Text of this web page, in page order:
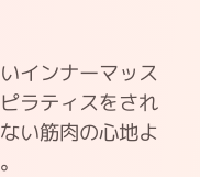
インナーマッス
ラティスをされ
い筋肉の心地よ